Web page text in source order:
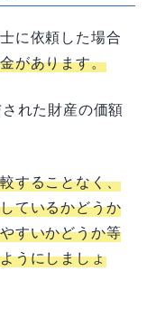
に依頼した場合
があります。
れた財産の価額
することなく、
ているかどうか
すいかどうか等
うにしましょ